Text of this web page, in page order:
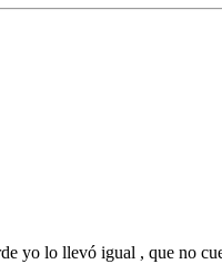
yo lo llevó igual , que no